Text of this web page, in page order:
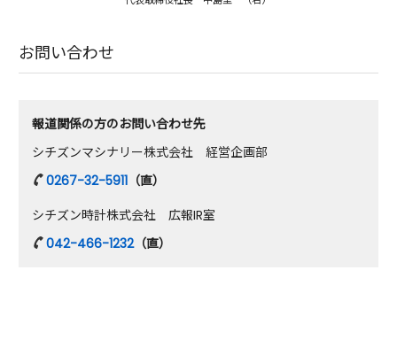
お問い合わせ
報道関係の方のお問い合わせ先
シチズンマシナリー株式会社 経営企画部
0267-32-5911 （直）
シチズン時計株式会社 広報IR室
042-466-1232（直）